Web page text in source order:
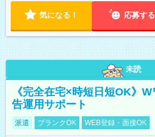
気になる！ 応募する
未読
《完全在宅×時短日短OK》
告運用サポート
派遣 ブランクOK WEB登録・面接OK